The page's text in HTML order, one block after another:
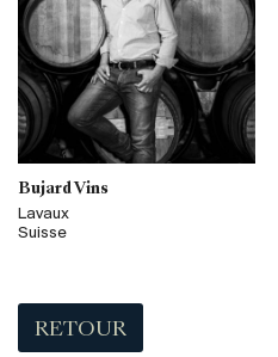
Bujard Vins
Lavaux
Suisse
RETOUR